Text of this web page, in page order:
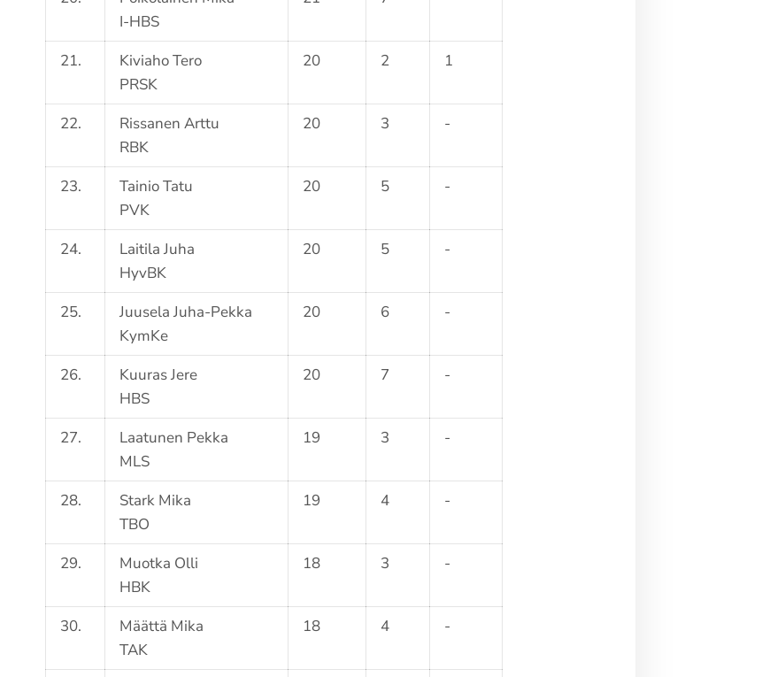
I-HBS
21.
Kiviaho Tero
PRSK
20 2 1
22.
Rissanen Arttu
RBK
20 3 -
23.
Tainio Tatu
PVK
20 5 -
24.
Laitila Juha
HyvBK
20 5 -
25.
Juusela Juha-Pekka
KymKe
20 6 -
26.
Kuuras Jere
HBS
20 7 -
27.
Laatunen Pekka
MLS
19 3 -
28.
Stark Mika
TBO
19 4 -
29.
Muotka Olli
HBK
18 3 -
30.
Määttä Mika
TAK
18 4 -